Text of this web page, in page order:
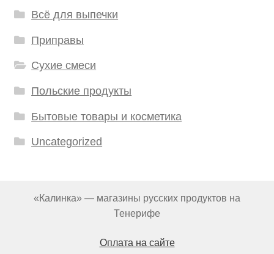
Всё для выпечки
Приправы
Сухие смеси
Польские продукты
Бытовые товары и косметика
Uncategorized
«Калинка» — магазины русских продуктов на
Тенерифе
Оплата на сайте